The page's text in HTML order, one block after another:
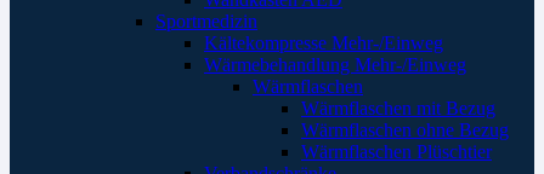
Sportmedizin
Kältekompresse Mehr-/Einweg
Wärmebehandlung Mehr-/Einweg
Wärmflaschen
Wärmflaschen mit Bezug
Wärmflaschen ohne Bezug
Wärmflaschen Plüschtier